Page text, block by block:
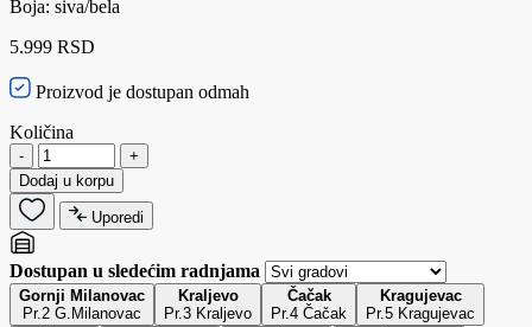
Boja: siva/bela
5.999 RSD
Proizvod je dostupan odmah
Količina
-
+
Dodaj u korpu
Uporedi
Dostupan u sledećim radnjama
Gornji Milanovac
Pr.2 G.Milanovac
Kraljevo
Pr.3 Kraljevo
Čačak
Pr.4 Čačak
Kragujevac
Pr.5 Kragujevac